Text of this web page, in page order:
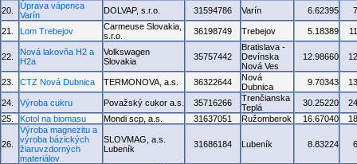
20.
Úprava vápenca
Varín
DOLVAP, s.r.o. 31594786 Varín 6.62395
21. Lom Trebejov
Carmeuse Slovakia,
s.r.o.
36198749 Trebejov 5.18389
22.
Nová lakovňa H2 a
H2a
Volkswagen
Slovakia
35757442
Bratislava -
Devínska
Nová Ves
12.98660
23. CTZ Nová Dubnica TERMONOVA, a.s. 36322644
Nová
Dubnica
9.70343
24. Výroba cukru Považský cukor a.s. 35716266
Trenčianska
Teplá
30.25220
25.
Kotol na biomasu Mondi scp, a.s. 31637051 Ružomberok 16.67040
26.
Výroba magnezitu a
výroba bázických
žiaruvzdorných
materiálov
SLOVMAG, a.s.
Lubeník
31686184 Lubeník 8.83224